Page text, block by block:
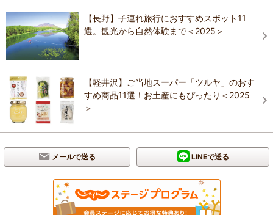
【長野】子連れ旅行におすすめスポット11
選。観光から自然体験まで＜2025＞
【軽井沢】ご当地スーパー「ツルヤ」のおす
すめ商品11選！お土産にもぴったり＜2025
＞
メールで送る LINEで送る